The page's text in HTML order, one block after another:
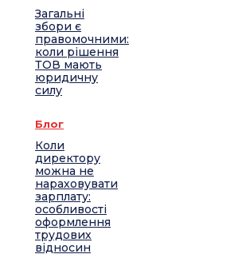
Загальні
збори є
правомочними:
коли рішення
ТОВ мають
юридичну
силу
Блог
Коли
директору
можна не
нараховувати
зарплату:
особливості
оформлення
трудових
відносин